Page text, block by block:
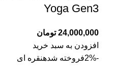
Yoga Gen3
24,000,000 تومان
افزودن به سبد خرید
-2%
فروخته شدهنقره ای